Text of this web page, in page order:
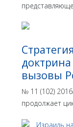
вызовы
№ 11 (102)
продолжает